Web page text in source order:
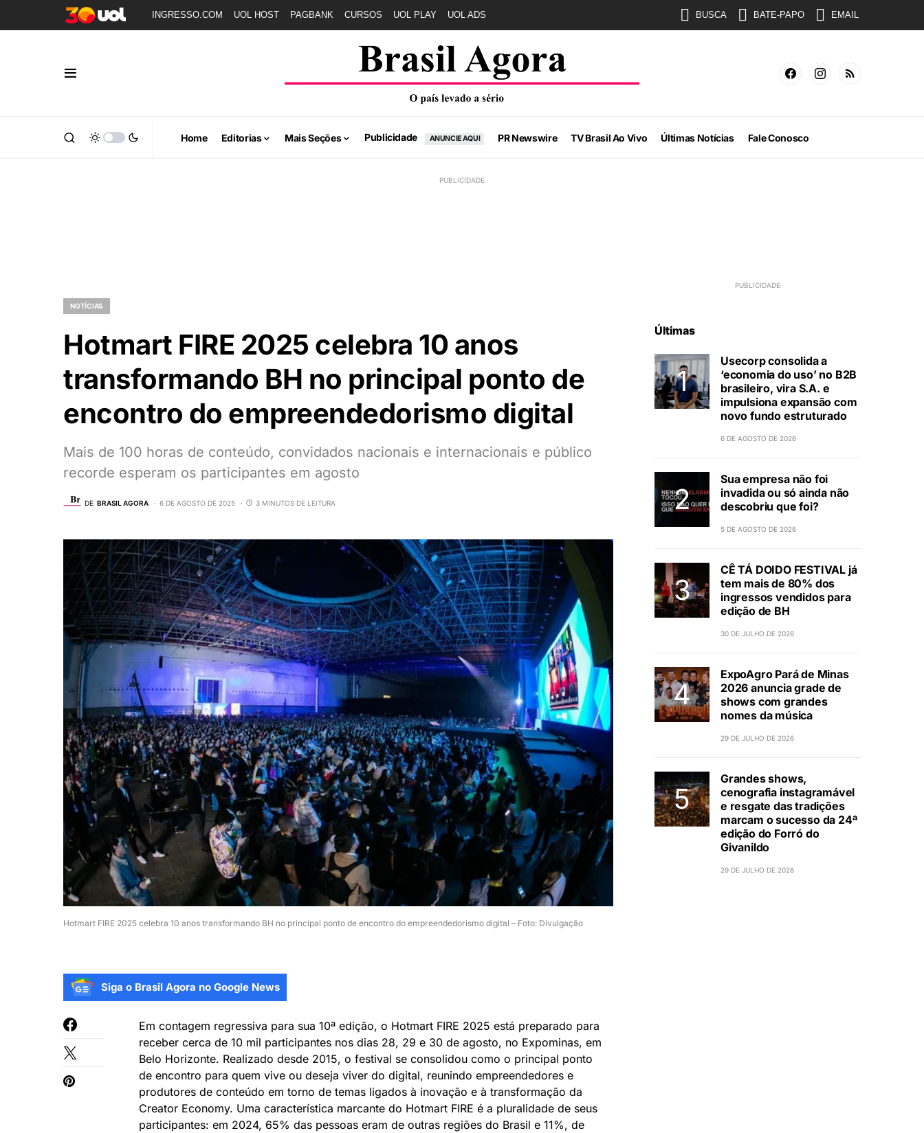
INGRESSO.COM UOL HOST PAGBANK CURSOS UOL PLAY UOL ADS BUSCA BATE-PAPO EMAIL
Home Editorias Mais Seções Publicidade ANUNCIE AQUI PR Newswire TV Brasil Ao Vivo Últimas Notícias Fale Conosco
NOTÍCIAS
Hotmart FIRE 2025 celebra 10 anos
transformando BH no principal ponto de
encontro do empreendedorismo digital
Mais de 100 horas de conteúdo, convidados nacionais e internacionais e público
recorde esperam os participantes em agosto
DE BRASIL AGORA 6 DE AGOSTO DE 2025 3 MINUTOS DE LEITURA
Hotmart FIRE 2025 celebra 10 anos transformando BH no principal ponto de encontro do empreendedorismo digital – Foto: Divulgação
Siga o Brasil Agora no Google News
Em contagem regressiva para sua 10ª edição, o Hotmart FIRE 2025 está preparado para
receber cerca de 10 mil participantes nos dias 28, 29 e 30 de agosto, no Expominas, em
Belo Horizonte. Realizado desde 2015, o festival se consolidou como o principal ponto
de encontro para quem vive ou deseja viver do digital, reunindo empreendedores e
produtores de conteúdo em torno de temas ligados à inovação e à transformação da
Creator Economy. Uma característica marcante do Hotmart FIRE é a pluralidade de seus
participantes: em 2024, 65% das pessoas eram de outras regiões do Brasil e 11%, de
Últimas
Usecorp consolida a
‘economia do uso’ no B2B
brasileiro, vira S.A. e
impulsiona expansão com
novo fundo estruturado
6 DE AGOSTO DE 2026
Sua empresa não foi
invadida ou só ainda não
descobriu que foi?
5 DE AGOSTO DE 2026
CÊ TÁ DOIDO FESTIVAL já
tem mais de 80% dos
ingressos vendidos para
edição de BH
30 DE JULHO DE 2026
ExpoAgro Pará de Minas
2026 anuncia grade de
shows com grandes
nomes da música
29 DE JULHO DE 2026
Grandes shows,
cenografia instagramável
e resgate das tradições
marcam o sucesso da 24ª
edição do Forró do
Givanildo
29 DE JULHO DE 2026